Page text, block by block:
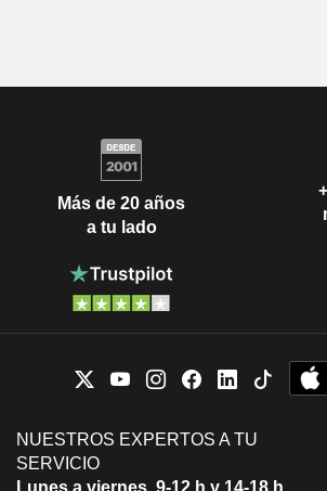
Más de 20 años
a tu lado
NUESTROS EXPERTOS A TU
SERVICIO
Lunes a viernes, 9-12 h y 14-18 h